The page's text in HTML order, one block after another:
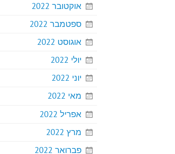
אוקטובר 2022
ספטמבר 2022
אוגוסט 2022
יולי 2022
יוני 2022
מאי 2022
אפריל 2022
מרץ 2022
פברואר 2022